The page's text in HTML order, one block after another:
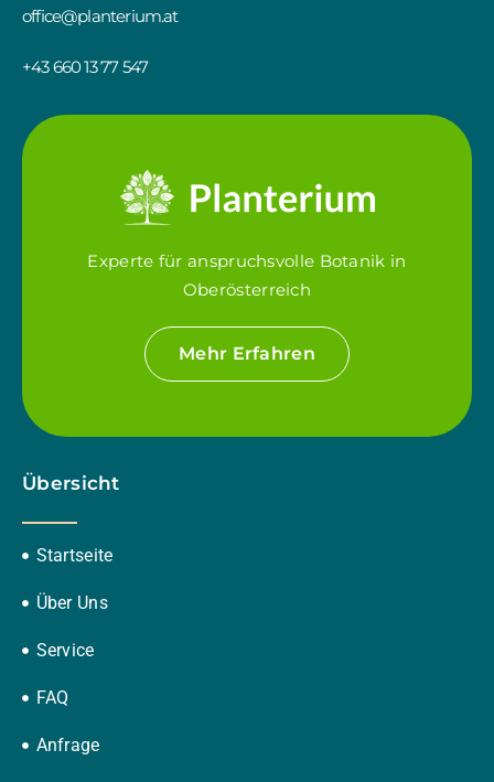
office@planterium.at
+43 660 13 77 547
Experte für anspruchsvolle Botanik in
Oberösterreich
Mehr Erfahren
Übersicht
Startseite
Über Uns
Service
FAQ
Anfrage